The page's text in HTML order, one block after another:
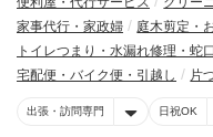
家事代行・家政婦
庭木剪定・
トイレつまり・水漏れ修理・蛇
宅配便・バイク便・引越し
片
出張・訪問専門 日祝OK